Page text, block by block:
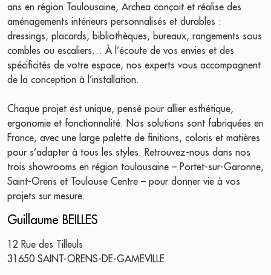
ans en région Toulousaine, Archea conçoit et réalise des
aménagements intérieurs personnalisés et durables :
dressings, placards, bibliothèques, bureaux, rangements sous
combles ou escaliers… À l’écoute de vos envies et des
spécificités de votre espace, nos experts vous accompagnent
de la conception à l’installation.
Chaque projet est unique, pensé pour allier esthétique,
ergonomie et fonctionnalité. Nos solutions sont fabriquées en
France, avec une large palette de finitions, coloris et matières
pour s’adapter à tous les styles. Retrouvez-nous dans nos
trois showrooms en région toulousaine – Portet-sur-Garonne,
Saint-Orens et Toulouse Centre – pour donner vie à vos
projets sur mesure.
Guillaume BEILLES
12 Rue des Tilleuls
31650 SAINT-ORENS-DE-GAMEVILLE